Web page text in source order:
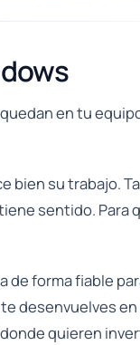
en tu
bien su trabajo.
sentido. Para
forma fiable
te desenvuelves
quieren